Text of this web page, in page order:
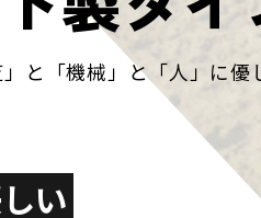
と「機械」と「人」に
い